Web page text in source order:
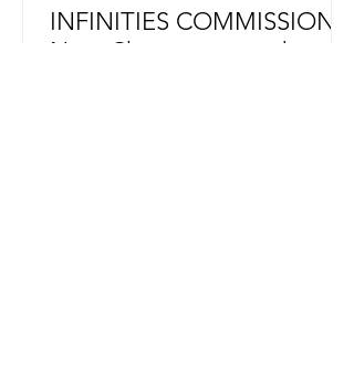
INFINITIES COMMISSION
Nora Chipaumire: gadzi